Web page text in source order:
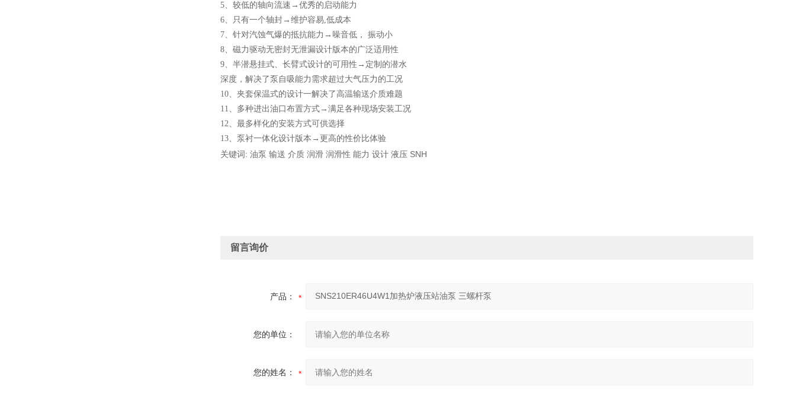
5、 较低的轴向流速 →优秀的启动能力
6、 只有一个轴封 →维护容易,低成本
7、 针对汽蚀气爆的抵抗能力 →噪音低， 振动小
8、 磁力驱动无密封无泄漏设计版本的广泛适用性
9、 半潜悬挂式、长臂式设计的可用性 →定制的潜水
深度，解决了泵自吸能力需求超过大气压力的工况
10、 夹套保温式的设计一解决了高温输送介质难题
11、 多种进出油口布置方式 →满足各种现场安装工况
12、 最多样化的安装方式可供选择
13、 泵衬一体化设计版本 →更高的性价比体验
关键词: 油泵 输送 介质 润滑 润滑性 能力 设计 液压 SNH
留言询价
产品：
您的单位：
您的姓名：